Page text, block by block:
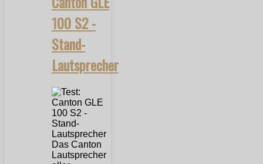
100 S2 -
Stand-
Lautsprecher
Das Canton
Lautsprecher